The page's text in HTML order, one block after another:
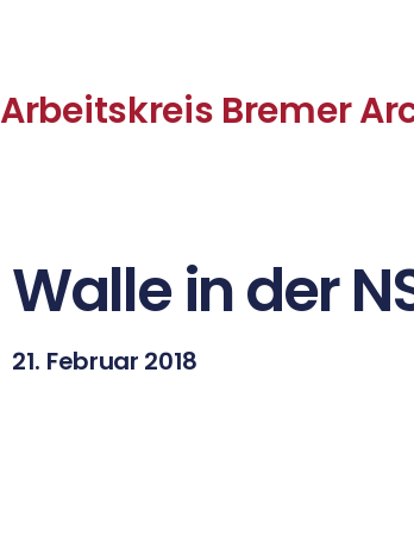
Arbeitskreis Bremer
Walle in der
21. Februar 2018